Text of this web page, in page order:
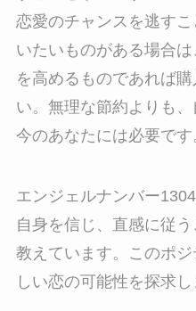
恋愛のチャンスを逃す
いたいものがある場合
を高めるものであれば
い。無理な節約よりも
今のあなたには必要です
エンジェルナンバー
自身を信じ、直感に従
教えています。このポ
しい恋の可能性を探求し